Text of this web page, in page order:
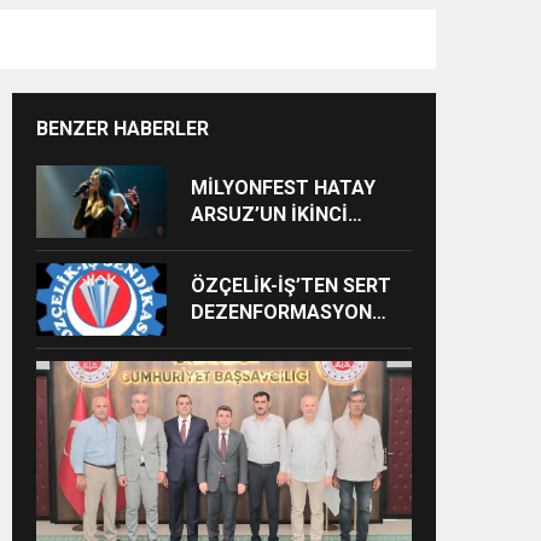
BENZER HABERLER
MİLYONFEST HATAY
ARSUZ’UN İKİNCİ
ALACAK
ÖZÇELİK-İŞ’TEN SERT
DEZENFORMASYON
VE CEZAİ SÜREÇ
BAŞLATILDI”